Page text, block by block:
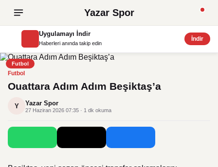
Yazar Spor
Uygulamayı İndir
Haberleri anında takip edin
İndir
Futbol
Futbol
Ouattara Adım Adım Beşiktaş’a
Y Yazar Spor
27 Haziran 2026 07:35 · 1 dk okuma